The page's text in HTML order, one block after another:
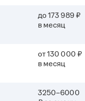
до 173 989 ₽
в месяц
от 130 000 ₽
в месяц
3250–6000